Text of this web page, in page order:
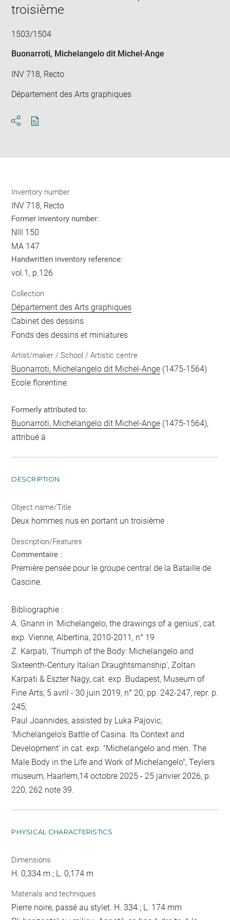
troisième
1503/1504
Buonarroti, Michelangelo dit Michel-Ange
INV 718, Recto
Département des Arts graphiques
Inventory number
INV 718, Recto
Former inventory number:
NIII 150
MA 147
Handwritten inventory reference:
vol.1, p.126
Collection
Département des Arts graphiques
Cabinet des dessins
Fonds des dessins et miniatures
Artist/maker / School / Artistic centre
Buonarroti, Michelangelo dit Michel-Ange (1475-1564)
Ecole florentine
Formerly attributed to:
Buonarroti, Michelangelo dit Michel-Ange (1475-1564),
attribué à
DESCRIPTION
Object name/Title
Deux hommes nus en portant un troisième
Description/Features
Commentaire :
Première pensée pour le groupe central de la Bataille de
Cascine.
Bibliographie :
A. Gnann in 'Michelangelo, the drawings of a genius', cat.
exp. Vienne, Albertina, 2010-2011, n° 19
Z. Karpati, 'Triumph of the Body: Michelangelo and
Sixteenth-Century Italian Draughtsmanship', Zoltan
Karpati & Eszter Nagy, cat. exp. Budapest, Museum of
Fine Arts, 5 avril - 30 juin 2019, n° 20, pp. 242-247, repr. p.
245;
Paul Joannides, assisted by Luka Pajovic,
'Michelangelo's Battle of Casina. Its Context and
Development' in cat. exp. "Michelangelo and men. The
Male Body in the Life and Work of Michelangelo", Teylers
museum, Haarlem,14 octobre 2025 - 25 janvier 2026, p.
220, 262 note 39.
PHYSICAL CHARACTERISTICS
Dimensions
H. 0,334 m ; L. 0,174 m
Materials and techniques
Pierre noire, passé au stylet. H. 334 ; L. 174 mm